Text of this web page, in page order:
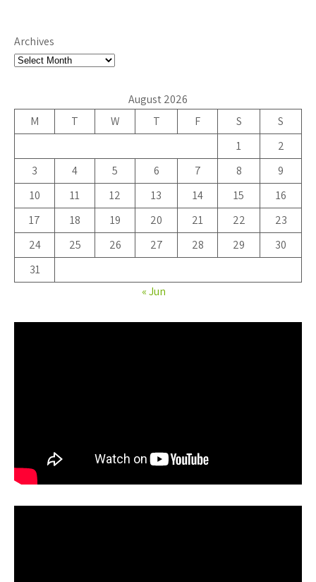
Archives
August 2026
M
T W T F S
S
1
2
3
4 5 6 7 8
9
10
11 12 13 14 15
16
17
18 19 20 21 22
23
24
25 26 27 28 29
30
31
« Jun